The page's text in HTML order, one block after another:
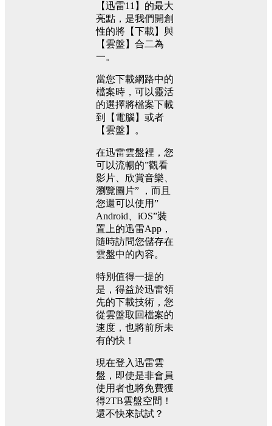
【迅雷11】的最大
亮點，是我們開創
性的將【下載】與
【雲盤】合二為
一。
當您下載網路中的
檔案時，可以靈活
的選擇將檔案下載
到【電腦】或者
【雲盤】。
在迅雷雲盤裡，您
可以流暢的”觀看
影片、欣賞音樂、
瀏覽圖片” ，而且
您還可以使用”
Android、iOS”裝
置上的迅雷App，
隨時訪問您儲存在
雲盤中的內容。
特別值得一提的
是，得益於迅雷領
先的下載技術，您
從雲盤取回檔案的
速度，也將前所未
有的快！
現在登入迅雷雲
盤，即使是非會員
使用者也將免費獲
得2TB雲盤空間！
還不快來試試？